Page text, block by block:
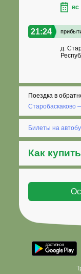
вс
21:24
д.
Поездка в
Старобаскаково
Билеты на
Как